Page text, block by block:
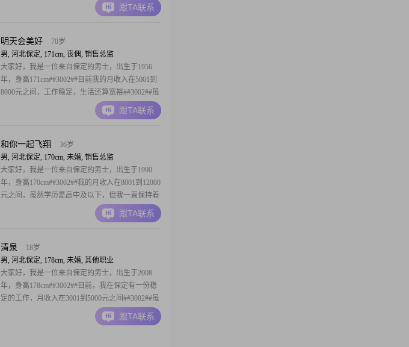
持着积极向上的生活态度，努力工作，不断提升自
己##3002##我性格幽默风趣，成熟稳重，非常重视
生活中，我勤俭节约
跟TA联系
明天会美好
70岁
男, 河北保定, 171cm, 丧偶, 销售总监
大家好，我是一位来自保定的男士，出生于1956
年，身高171cm##3002##目前我的月收入在5001到
8000元之间，工作稳定，生活还算宽裕##3002##虽
然我的学历是高中及以下，但我一直保持着学习的
热情，努力提升自己的能力##3002##在生活中，我
的各种挑战##30
跟TA联系
和你一起飞翔
36岁
男, 河北保定, 170cm, 未婚, 销售总监
大家好，我是一位来自保定的男士，出生于1990
年，身高170cm##3002##我的月收入在8001到12000
元之间，虽然学历是高中及以下，但我一直保持着
积极向上的生活态度##3002##在生活中，我特别注
重家庭，认为家庭是最重要的支柱，我会尽自己最
面，我比较稳重可靠
跟TA联系
清泉
18岁
男, 河北保定, 178cm, 未婚, 其他职业
大家好，我是一位来自保定的男士，出生于2008
年，身高178cm##3002##目前，我在保定有一份稳
定的工作，月收入在3001到5000元之间##3002##虽
然我的学历是中专，但我一直在努力提升自己，不
断学习新知识和技能##3002##我性格稳重可靠，对
跟TA联系